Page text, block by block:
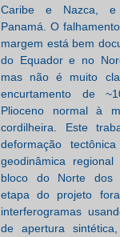
Caribe e Nazca,
Panamá. O
margem está bem
do Equador e no
mas não é muito
encurtamento de
Plioceno normal à
cordilheira. Este
deformação
geodinâmica
bloco do Norte dos
etapa do projeto
interferogramas
de apertura